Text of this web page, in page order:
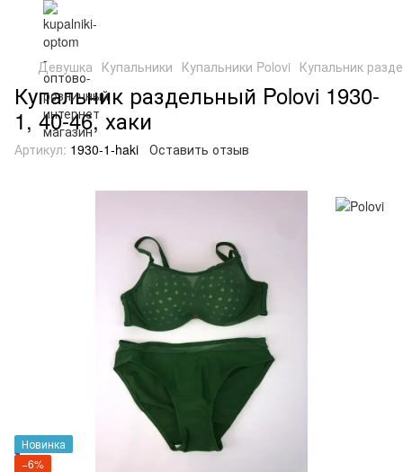
Девушка Купальники Купальники Polovi Купальник
Купальник раздельный Polovi 1930-
1, 40-46, хаки
Артикул: 1930-1-haki Оставить отзыв
Новинка
−6%